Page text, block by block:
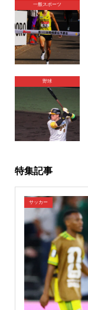
一般スポーツ
野球
特集記事
サッカー